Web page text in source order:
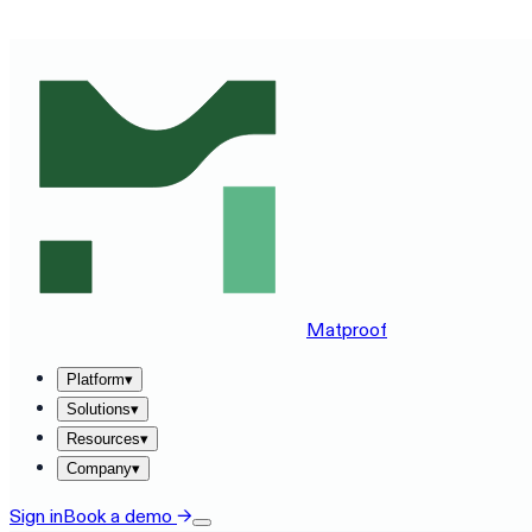
Matproof
Platform▾
Solutions▾
Resources▾
Company▾
Sign inBook a demo →